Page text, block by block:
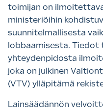
toimijan on
ministeriöihin
suunnitelmallisesta
lobbaamisesta.
yhteydenpidosta
joka on julkinen
(VTV) ylläpitämä
Lainsäädännön